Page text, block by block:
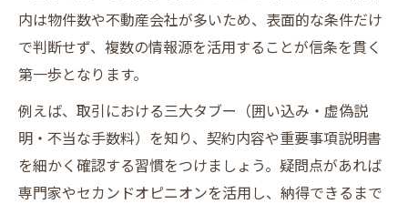
信条重視で後悔しない不動産売買のコツを解説
信条を大切にした不動産売買で後悔しない
方法
不動産売買で信条を活かす選択肢の絞り方
後悔しない不動産売買のための信条チェッ
ク
信条重視の不動産売買が満足度に直結する
内は物件数や不動産会社が多いため、表面的な条件だけ
で判断せず、複数の情報源を活用することが信条を貫く
第一歩となります。
例えば、取引における三大タブー（囲い込み・虚偽説
明・不当な手数料）を知り、契約内容や重要事項説明書
を細かく確認する習慣をつけましょう。疑問点があれば
専門家やセカンドオピニオンを活用し、納得できるまで